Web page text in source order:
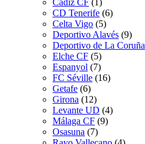
CD Tenerife (6)
Celta Vigo (5)
Deportivo Alavés (9)
Deportivo de La Coruña
Elche CF (5)
Espanyol (7)
FC Séville (16)
Getafe (6)
Girona (12)
Levante UD (4)
Málaga CF (9)
Osasuna (7)